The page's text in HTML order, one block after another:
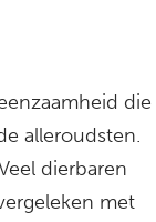
die
alleroudsten.
dierbaren
met